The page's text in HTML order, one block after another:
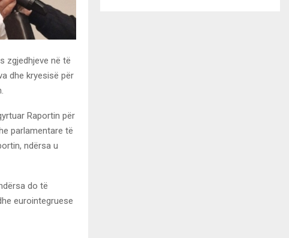
zgjedhjeve në të
dhe kryesisë për
Raportin për
parlamentare të
ndërsa u
do të
eurointegruese